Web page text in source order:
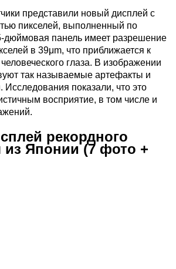
представили новый дисплей с
пикселей, выполненный по
дюймовая панель имеет разрешение
в 39μm, что приближается к
глаза. В изображении
так называемые артефакты и
Исследования показали, что это
восприятие, в том числе и
рекордного
из Японии (7 фото +